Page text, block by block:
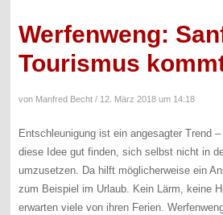
Werfenweng:
Tourismus
von Manfred Becht / 12. März 2018 um 14:18
Entschleunigung ist ein angesagter Trend
diese Idee gut finden, sich selbst nicht in
umzusetzen. Da hilft möglicherweise ein
zum Beispiel im Urlaub. Kein Lärm, keine
erwarten viele von ihren Ferien.